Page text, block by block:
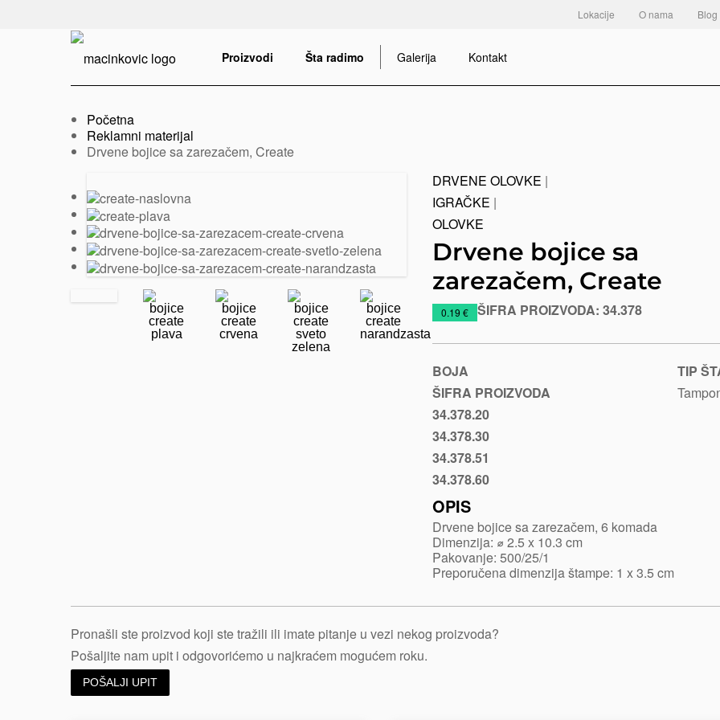
Lokacije O nama Blog
Proizvodi Šta radimo Galerija Kontakt
Početna
Reklamni materijal
Trenutno:
Drvene bojice sa zarezačem, Create
Prethodni
slajd
Sledeći
slajd
DRVENE OLOVKE |
IGRAČKE |
OLOVKE
Drvene bojice sa
zarezačem, Create
https://www.macinkovic.rs/reklamni-
bojice-
sa-
zarezacem-
create
0.19 € ŠIFRA PROIZVODA: 34.378
BOJA
ŠIFRA PROIZVODA
Plava
34.378.20
Crvena
34.378.30
Svetlo
zelena
34.378.51
Narandžasta
34.378.60
TIP
OPIS
Drvene bojice sa zarezačem, 6 komada
Dimenzija: ⌀ 2.5 x 10.3 cm
Pakovanje: 500/25/1
Preporučena dimenzija štampe: 1 x 3.5 cm
Pronašli ste proizvod koji ste tražili ili imate pitanje u vezi nekog proizvoda?
Pošaljite nam upit i odgovorićemo u najkraćem mogućem roku.
POŠALJI UPIT